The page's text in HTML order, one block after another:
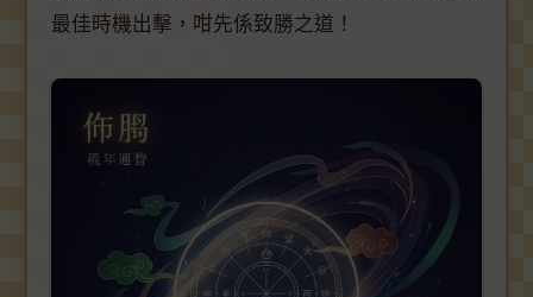
最佳時機出擊，咁先係致勝之道！